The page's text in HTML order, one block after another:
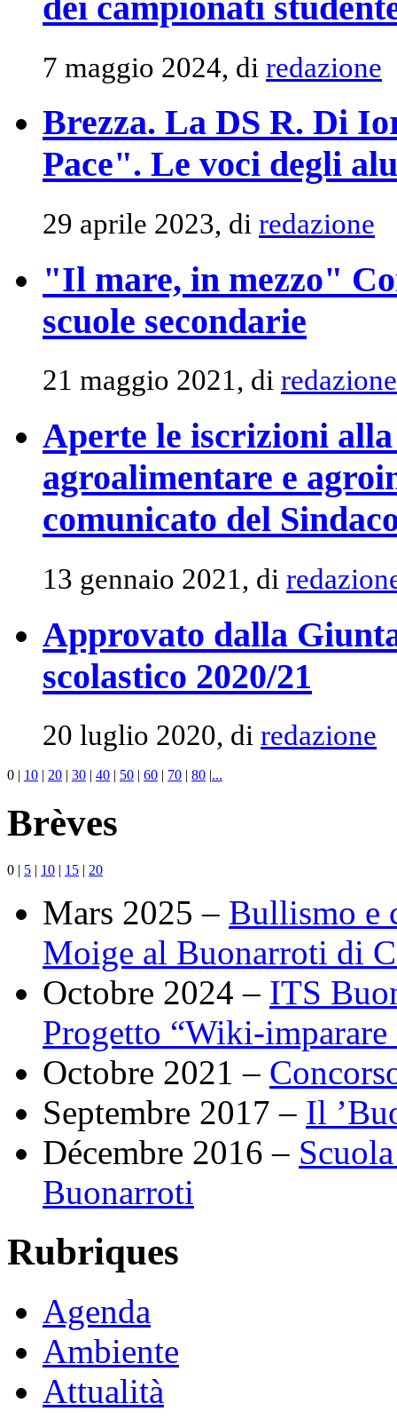
7 maggio 2024, di redazione
Brezza. La DS R. Di
Pace". Le voci degli
29 aprile 2023, di redazione
"Il mare, in mezzo"
scuole secondarie
21 maggio 2021, di redazione
Aperte le iscrizioni
agroalimentare e
comunicato del
13 gennaio 2021, di
Approvato dalla
scolastico 2020/21
20 luglio 2020, di redazione
0 | 10 | 20 | 30 | 40 | 50 | 60 | 70 | 80 |...
Brèves
0 | 5 | 10 | 15 | 20
Mars 2025 – Bullismo e
Moige al Buonarroti di
Octobre 2024 – ITS
Progetto “Wiki-imparare
Octobre 2021 –
Septembre 2017 – Il
Décembre 2016 –
Buonarroti
Rubriques
Agenda
Ambiente
Attualità